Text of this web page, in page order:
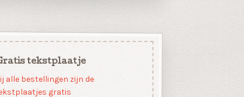
tekstplaatje
alle bestellingen zijn de
gratis